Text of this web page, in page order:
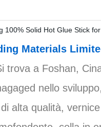
Materials
trova a Foshan,
nello
alta qualità,